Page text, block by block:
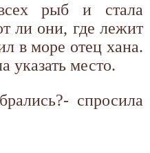
рыб и стала
ли они, где лежит
в море отец хана.
указать место.
спросила